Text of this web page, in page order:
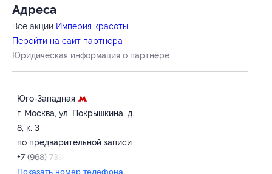
Адресa
Все акции Империя красоты
Перейти на сайт партнера
Юридическая информация о партнёре
Юго-Западная
г. Москва, ул. Покрышкина, д.
8, к. 3
по предварительной записи
+7 (968) 739-68-69
Показать номер телефона